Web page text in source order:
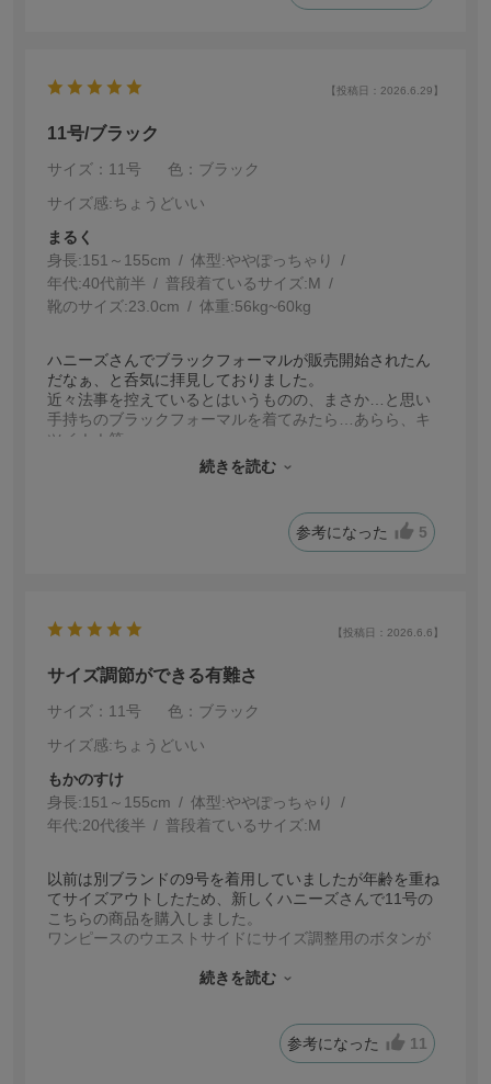
【投稿日：2026.6.29】
11号/ブラック
サイズ：11号
色：ブラック
サイズ感:ちょうどいい
まるく
身長:151～155cm 体型:ぽっちゃり
年代:40代前半 普段着ているサイズ:M
靴のサイズ:23.0cm 体重:56kg~60kg
ハニーズさんでブラックフォーマルが販売開始されたん
だなぁ、と呑気に拝見しておりました。
近々法事を控えているとはいうものの、まさか…と思い
手持ちのブラックフォーマルを着てみたら…あらら、キ
ツイ！！笑
これ、気付いたのが法事の数日前とかではなくて本当に
ってしまったので、急きょ11号を購入させて頂き大変有
また、素人目にはわかりませんが、黒のお色味もきちん
続きを読む
参考になった 5
【投稿日：2026.6.6】
サイズ調節ができる有難さ
サイズ：11号
色：ブラック
サイズ感:ちょうどいい
もかのすけ
身長:151～155cm 体型:ぽっちゃり
年代:20代後半 普段着ているサイズ:M
以前は別ブランドの9号を着用していましたが年齢を重ね
てサイズアウトしたため、新しくハニーズさんで11号の
こちらの商品を購入しました。
ワンピースのウエストサイドにサイズ調整用のボタンが
また前側にファスナーが付いているので楽々一人で着る
続きを読む
参考になった 11